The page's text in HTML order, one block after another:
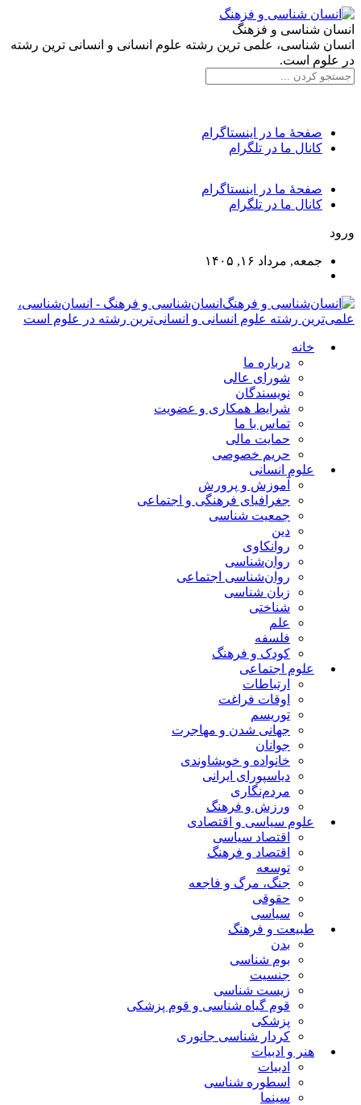
انسان شناسی و فزهنگ
انسان شناسی، علمی ترین رشته علوم انسانی و انسانی ترین رشته
در علوم است.
صفحۀ ما در اینستاگرام
کانال ما در تلگرام
صفحۀ ما در اینستاگرام
کانال ما در تلگرام
ورود
جمعه, مرداد ۱۶, ۱۴۰۵
انسان‌شناسی و فرهنگ - انسان‌شناسی،
علمی‌ترین رشته علوم انسانی و انسانی‌ترین رشته در علوم است
خانه
درباره ما
شورای عالی
نویسندگان
شرایط همکاری و عضویت
تماس با ما
حمایت مالی
حریم خصوصی
علوم انسانی
آموزش و پرورش
جغرافیای فرهنگی و اجتماعی
جمعیت شناسی
دین
روانکاوی
روان‌شناسی
روان‌شناسی اجتماعی
زبان شناسی
شناختی
علم
فلسفه
کودک و فرهنگ
علوم اجتماعی
ارتباطات
اوقات فراغت
توریسم
جهانی شدن و مهاجرت
جوانان
خانواده و خویشاوندی
دیاسپورای ایرانی
مردم‌نگاری
ورزش و فرهنگ
علوم سیاسی و اقتصادی
اقتصاد سیاسی
اقتصاد و فرهنگ
توسعه
جنگ، مرگ و فاجعه
حقوقی
سیاسی
طبیعت و فرهنگ
بدن
بوم شناسی
جنسیت
زیست شناسی
قوم گیاه شناسی و قوم پزشکی
پزشکی
کردار شناسی جانوری
هنر و ادبیات
ادبیات
اسطوره شناسی
سینما